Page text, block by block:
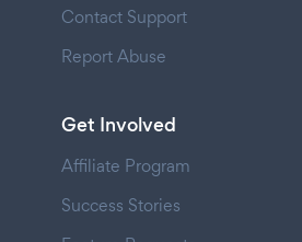
Contact Support
Report Abuse
Get Involved
Affiliate Program
Success Stories